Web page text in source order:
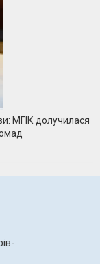
МГІК долучилася